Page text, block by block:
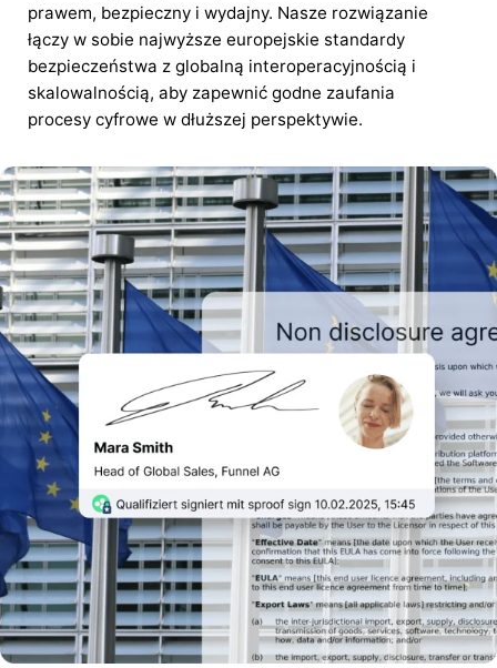
prawem, bezpieczny i wydajny. Nasze rozwiązanie
łączy w sobie najwyższe europejskie standardy
bezpieczeństwa z globalną interoperacyjnością i
skalowalnością, aby zapewnić godne zaufania
procesy cyfrowe w dłuższej perspektywie.